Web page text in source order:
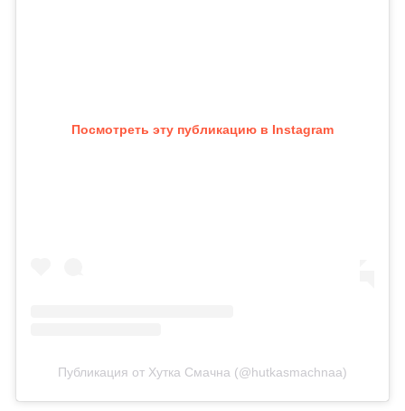
Посмотреть эту публикацию в Instagram
Публикация от Хутка Смачна (@hutkasmachnaa)